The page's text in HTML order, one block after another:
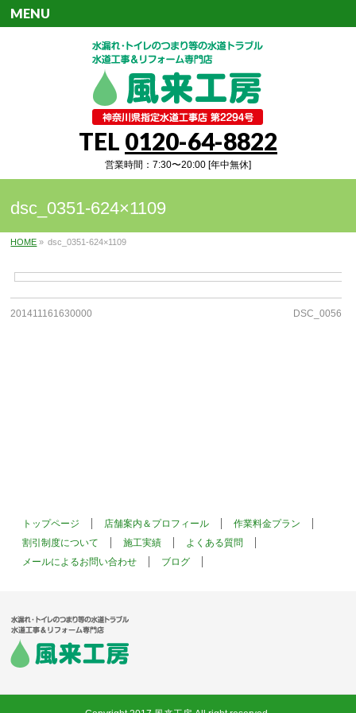
TEL 0120-64-8822
営業時間：7:30〜20:00 [年中無休]
MENU
dsc_0351-624×1109
HOME » dsc_0351-624×1109
201411161630000 DSC_0056
トップページ 店舗案内＆プロフィール
作業料金プラン
割引制度について
施工実績
よくある質問
メールによるお問い合わせ
ブログ